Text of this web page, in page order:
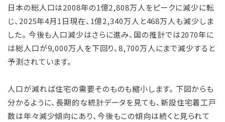
日本の総人口は2008年の1億2,808万人をピークに減少に転
じ、2025年4月1日現在、1億2,340万人と468万人も減少しま
した。 今後も人口減少はさらに進み、国の推計では2070年に
は総人口が9,000万人を下回り、8,700万人にまで減少すると
予測されています。
人口が減れば住宅の需要そのものも縮小します。 下図からも
分かるように、長期的な統計データを見ても、新設住宅着工戸
数は年々減少傾向にあり、今後もこの傾向は続くと見られて